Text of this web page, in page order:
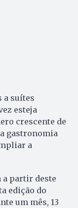
a suítes
esteja
crescente de
gastronomia
a
a partir deste
edição do
um mês, 13